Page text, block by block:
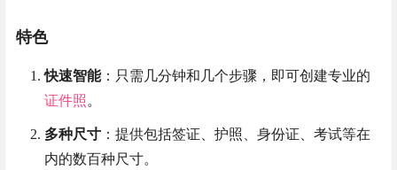
特色
快速智能：只需几分钟和几个步骤，即可创建专业的
证件照 。
多种尺寸 ：提供包括签证、护照、身份证、考试等在
内的数百种尺寸。